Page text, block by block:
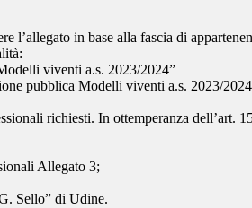
l’allegato in base alla fascia di
viventi a.s. 2023/2024”
pubblica Modelli viventi a.s. 2023/
richiesti. In ottemperanza dell’art.
Allegato 3;
Sello” di Udine.